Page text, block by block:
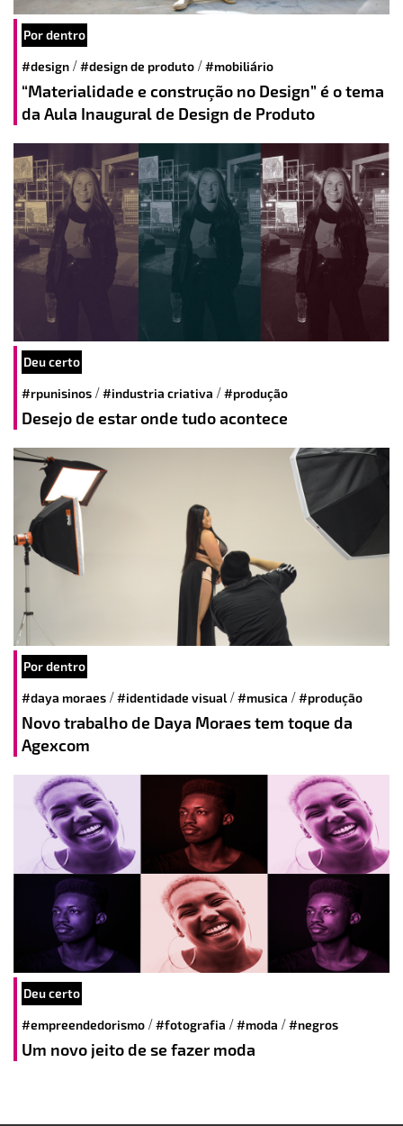
Por dentro
#design /#design de produto /#mobiliário
“Materialidade e construção no Design” é o tema
da Aula Inaugural de Design de Produto
Deu certo
#rpunisinos /#industria criativa /#produção
Desejo de estar onde tudo acontece
Por dentro
#daya moraes /#identidade visual/#musica /#produção
Novo trabalho de Daya Moraes tem toque da
Agexcom
Deu certo
#empreendedorismo /#fotografia /#moda /#negros
Um novo jeito de se fazer moda